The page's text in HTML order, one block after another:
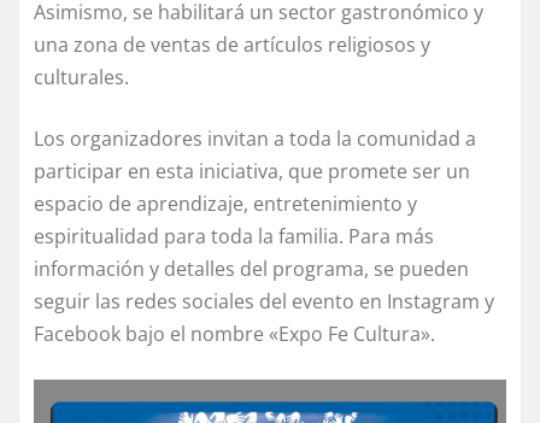
Asimismo, se habilitará un sector gastronómico y
una zona de ventas de artículos religiosos y
culturales.
Los organizadores invitan a toda la comunidad a
participar en esta iniciativa, que promete ser un
espacio de aprendizaje, entretenimiento y
espiritualidad para toda la familia. Para más
información y detalles del programa, se pueden
seguir las redes sociales del evento en Instagram y
Facebook bajo el nombre «Expo Fe Cultura».